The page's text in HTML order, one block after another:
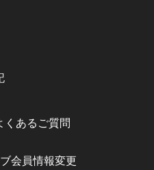
くあるご質問
会員情報変更